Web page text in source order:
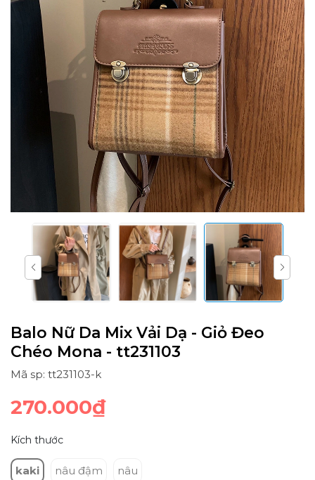
Balo Nữ Da Mix Vải Dạ - Giỏ Đeo
Chéo Mona - tt231103
Mã sp: tt231103-k
270.000₫
Kích thước
kaki nâu đậm nâu